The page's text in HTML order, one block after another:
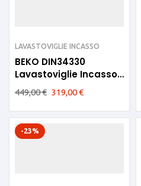
LAVASTOVIGLIE INCASSO
BEKO DIN34330
Lavastoviglie Incasso
Classe D
449,00€ 319,00€
-23%